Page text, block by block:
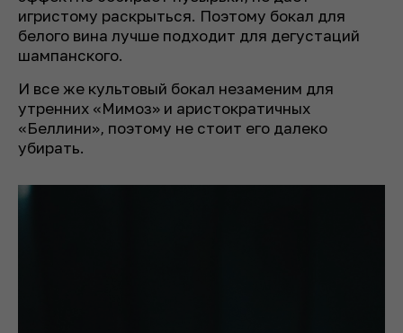
игристому раскрыться. Поэтому бокал для
белого вина лучше подходит для дегустаций
шампанского.
И все же культовый бокал незаменим для
утренних «Мимоз» и аристократичных
«Беллини», поэтому не стоит его далеко
убирать.